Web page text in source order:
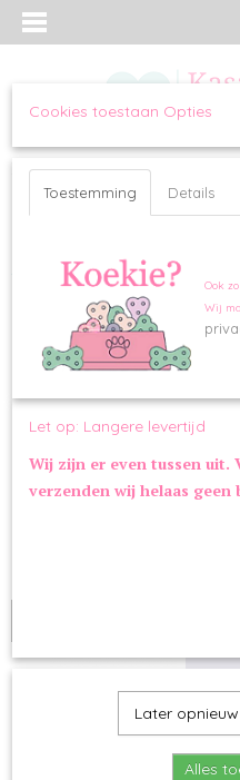
Inloggen Registreren
Cookies toestaan Opties
Toestemming Details
Ook
Wij
Let op: Langere levertijd
Wij zijn er even tussen uit.
verzenden wij helaas geen
Later
Alles